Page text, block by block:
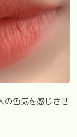
の色気を感じさせ